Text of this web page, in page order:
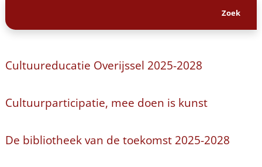
Cultuureducatie Overijssel 2025-2028
Cultuurparticipatie, mee doen is kunst
De bibliotheek van de toekomst 2025-2028